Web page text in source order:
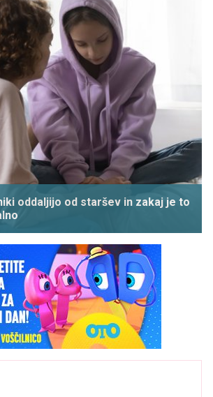
oddaljijo od staršev in zakaj je to